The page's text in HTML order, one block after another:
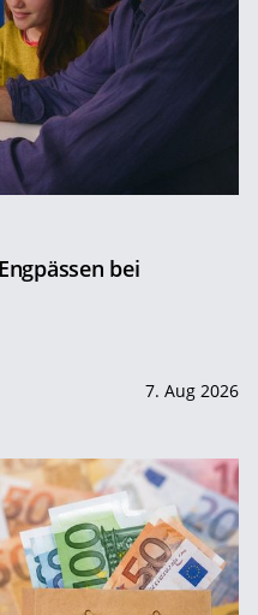
bei
7. Aug 2026